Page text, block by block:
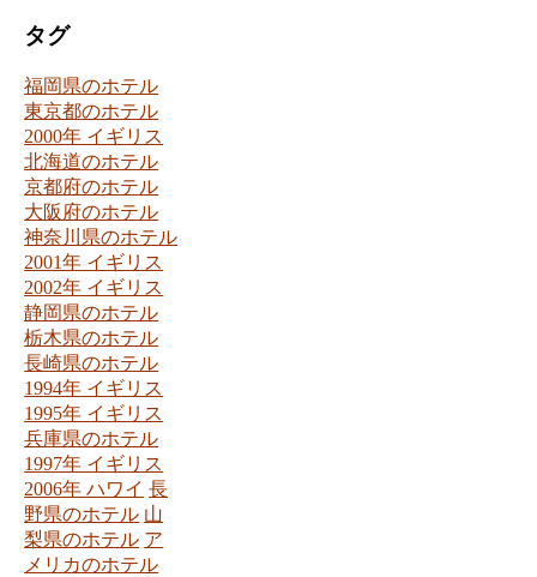
タグ
福岡県のホテル
東京都のホテル
2000年 イギリス
北海道のホテル
京都府のホテル
大阪府のホテル
神奈川県のホテル
2001年 イギリス
2002年 イギリス
静岡県のホテル
栃木県のホテル
長崎県のホテル
1994年 イギリス
1995年 イギリス
兵庫県のホテル
1997年 イギリス
2006年 ハワイ 長
野県のホテル 山
梨県のホテル ア
メリカのホテル